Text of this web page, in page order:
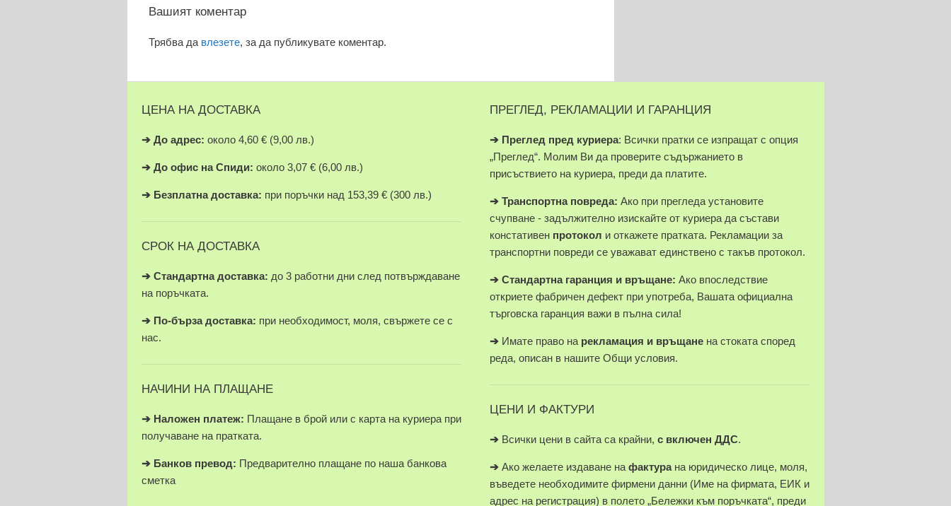
Вашият коментар
Трябва да влезете, за да публикувате коментар.
ЦЕНА НА ДОСТАВКА
➔ До адрес: около 4,60 € (9,00 лв.)
➔ До офис на Спиди: около 3,07 € (6,00 лв.)
➔ Безплатна доставка: при поръчки над 153,39 € (300 лв.)
СРОК НА ДОСТАВКА
➔ Стандартна доставка: до 3 работни дни след потвърждаване
на поръчката.
➔ По-бърза доставка: при необходимост, моля, свържете се с
нас.
НАЧИНИ НА ПЛАЩАНЕ
➔ Наложен платеж: Плащане в брой или с карта на куриера при
получаване на пратката.
➔ Банков превод: Предварително плащане по наша банкова
сметка
ПРЕГЛЕД, РЕКЛАМАЦИИ И ГАРАНЦИЯ
➔ Преглед пред куриера: Всички пратки се изпращат с опция
„Преглед“. Молим Ви да проверите съдържанието в
присъствието на куриера, преди да платите.
➔ Транспортна повреда: Ако при прегледа установите
счупване - задължително изискайте от куриера да състави
констативен протокол и откажете пратката. Рекламации за
транспортни повреди се уважават единствено с такъв протокол.
➔ Стандартна гаранция и връщане: Ако впоследствие
откриете фабричен дефект при употреба, Вашата официална
търговска гаранция важи в пълна сила!
➔ Имате право на рекламация и връщане на стоката според
реда, описан в нашите Общи условия.
ЦЕНИ И ФАКТУРИ
➔ Всички цени в сайта са крайни, с включен ДДС.
➔ Ако желаете издаване на фактура на юридическо лице, моля,
въведете необходимите фирмени данни (Име на фирмата, ЕИК и
адрес на регистрация) в полето „Бележки към поръчката“, преди